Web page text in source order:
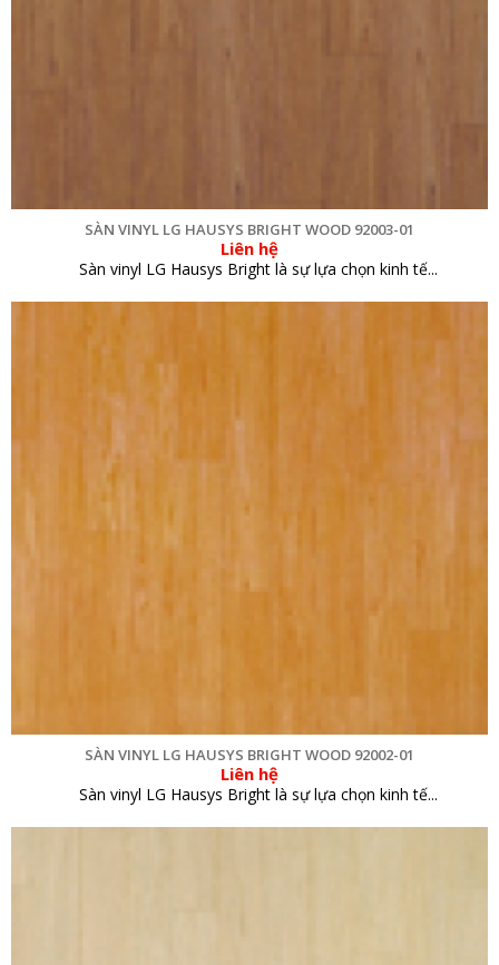
SÀN VINYL LG HAUSYS BRIGHT WOOD 92003-01
Liên hệ
Sàn vinyl LG Hausys Bright là sự lựa chọn kinh tế...
SÀN VINYL LG HAUSYS BRIGHT WOOD 92002-01
Liên hệ
Sàn vinyl LG Hausys Bright là sự lựa chọn kinh tế...